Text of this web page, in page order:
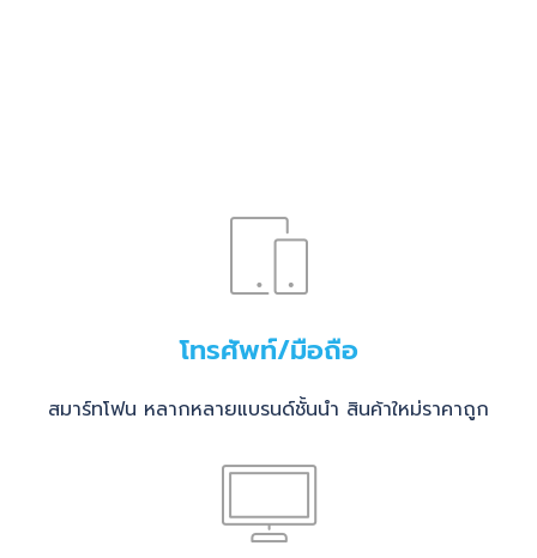
โทรศัพท์/มือถือ
สมาร์ทโฟน หลากหลายแบรนด์ชั้นนำ สินค้าใหม่ราคาถูก